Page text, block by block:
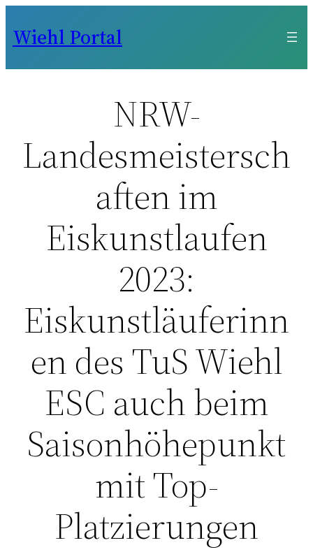
Inhalt
Wiehl Portal
NRW-
Landesmeistersch
aften im
Eiskunstlaufen
2023:
Eiskunstläuferinn
en des TuS Wiehl
ESC auch beim
Saisonhöhepunkt
mit Top-
Platzierungen